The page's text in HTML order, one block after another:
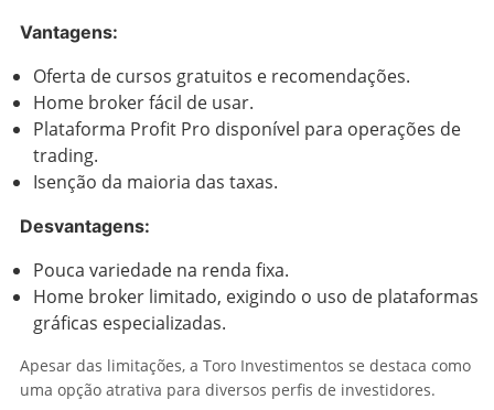
Vantagens:
Oferta de cursos gratuitos e recomendações.
Home broker fácil de usar.
Plataforma Profit Pro disponível para operações de
trading.
Isenção da maioria das taxas.
Desvantagens:
Pouca variedade na renda fixa.
Home broker limitado, exigindo o uso de plataformas
gráficas especializadas.
Apesar das limitações, a Toro Investimentos se destaca como
uma opção atrativa para diversos perfis de investidores.